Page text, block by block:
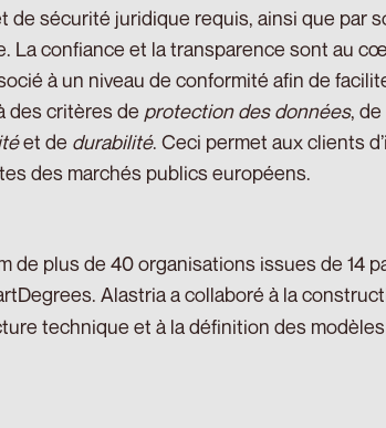
de sécurité juridique requis, ainsi que par
La confiance et la transparence sont au
à un niveau de conformité afin de
des critères de protection des données, de
et de durabilité. Ceci permet aux clients
des marchés publics européens.
de plus de 40 organisations issues de 14
Alastria a collaboré à la
technique et à la définition des